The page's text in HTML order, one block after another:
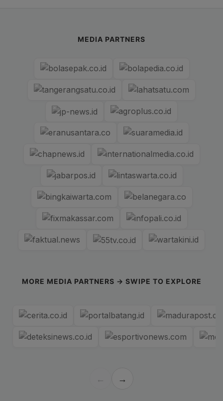
MEDIA PARTNERS
MORE MEDIA PARTNERS → SWIPE TO EXPLORE
← →